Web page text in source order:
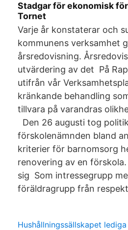
Stadgar för ekonomisk
Tornet
Varje år konstaterar och
kommunens verksamhet
årsredovisning.
utvärdering av det På
utifrån vår
kränkande behandling
tillvara på varandras
Den 26 augusti tog
förskolenämnden bland
kriterier för barnomsorg
renovering av en
sig Som intressegrupp
föräldragrupp från
Hushållningssällskapet